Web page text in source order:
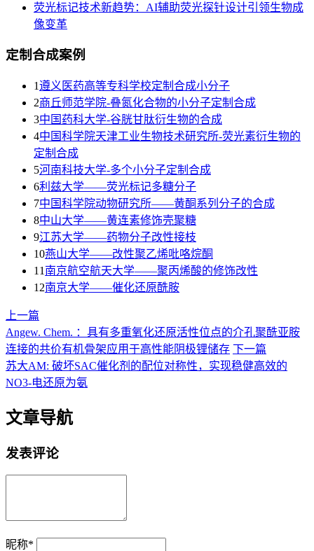
荧光标记技术新趋势：AI辅助荧光探针设计引领生物成
像变革
定制合成案例
1遵义医药高等专科学校定制合成小分子
2商丘师范学院-叠氮化合物的小分子定制合成
3​中国药科大学-谷胱甘肽衍生物的合成
4中国科学院天津工业生物技术研究所-荧光素衍生物的
定制合成
5河南科技大学-多个小分子定制合成
6利兹大学——荧光标记多糖分子
7中国科学院动物研究所——黄酮系列分子的合成
8中山大学——黄连素修饰壳聚糖
9江苏大学——药物分子改性接枝
10燕山大学——改性聚乙烯吡咯烷酮
11 南京航空航天大学——聚丙烯酸的修饰改性
12南京大学——催化还原酰胺
上一篇
Angew. Chem. ：具有多重氧化还原活性位点的介孔聚酰亚胺
连接的共价有机骨架应用于高性能阴极锂储存 下一篇
苏大AM: 破坏SAC催化剂的配位对称性，实现稳健高效的
NO3-电还原为氨
文章导航
发表评论
昵称*